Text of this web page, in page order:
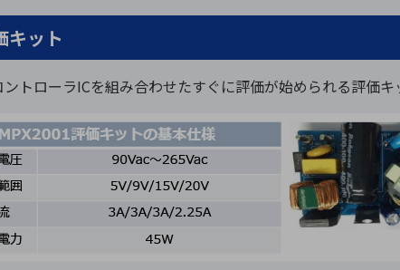
キット
トローラICを組み合わせたすぐに評価が始められる評価